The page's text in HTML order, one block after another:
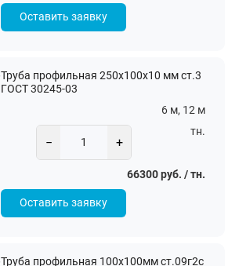
Оставить заявку
Труба профильная 250х100х10 мм ст.3
ГОСТ 30245-03
6 м, 12 м
− +
тн.
66300 руб. / тн.
Оставить заявку
Труба профильная 100х100мм ст.09г2с